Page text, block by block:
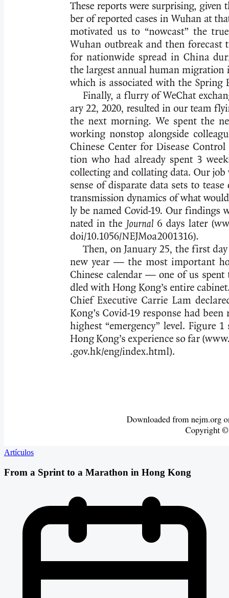
Artículos
From a Sprint to a Marathon in Hong Kong